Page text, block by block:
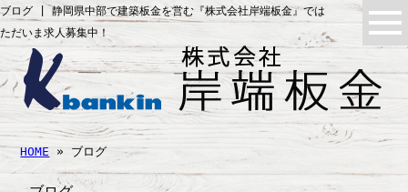
ブログ | 静岡県中部で建築板金を営む『株式会社岸端板金』では
ただいま求人募集中！
HOME » ブログ